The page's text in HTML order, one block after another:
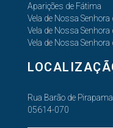
Aparições de Fátima
Vela de Nossa Senhora
Vela de Nossa
Vela de Nossa Senhora
Rua Barão de
05614-070